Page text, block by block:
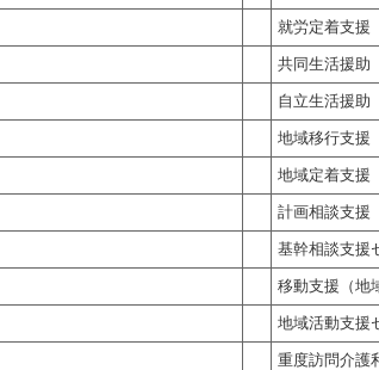
就労定着支援
共同生活援助
自立生活援助
地域移行支援
地域定着支援
計画相談支援
基幹相談支援
移動支援（地
地域活動支援
重度訪問介護